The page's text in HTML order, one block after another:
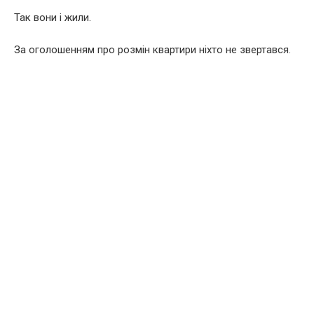
Так вони і жили.
За оголошенням про розмін квартири ніхто не звертався.